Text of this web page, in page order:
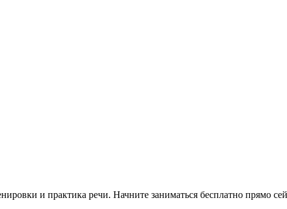
и практика речи. Начните заниматься бесплатно прямо